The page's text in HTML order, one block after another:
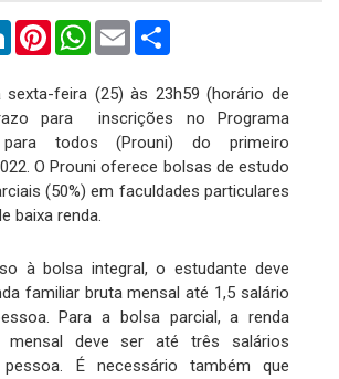
LinkedInPinterestWhatsApp
Email
sexta-feira (25) às 23h59 (horário de
para inscrições no Programa
para todos (Prouni) do primeiro
O Prouni oferece bolsas de estudo
(50%) em faculdades particulares
baixa renda.
à bolsa integral, o estudante deve
familiar bruta mensal até 1,5 salário
Para a bolsa parcial, a renda
mensal deve ser até três salários
É necessário também que